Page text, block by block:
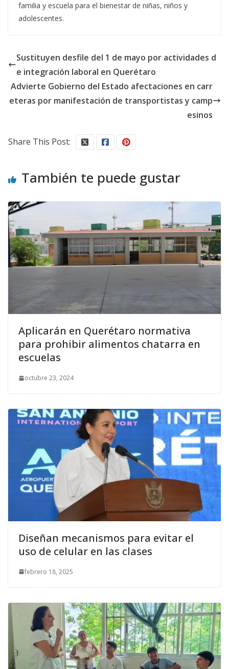
familia y escuela para el bienestar de niñas, niños y
adolescentes.
Sustituyen desfile del 1 de mayo por actividades d
e integración laboral en Querétaro
Advierte Gobierno del Estado afectaciones en carr
eteras por manifestación de transportistas y camp
esinos
Share This Post:
También te puede gustar
Aplicarán en Querétaro normativa
para prohibir alimentos chatarra en
escuelas
octubre 23, 2024
Diseñan mecanismos para evitar el
uso de celular en las clases
febrero 18, 2025